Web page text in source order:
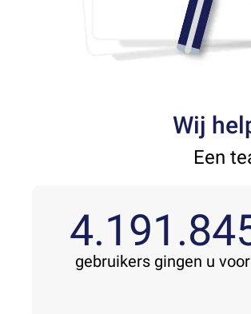
Wij
Een
gebruikers gingen u